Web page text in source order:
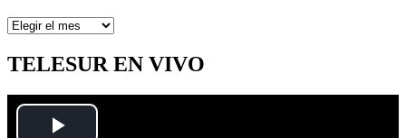
Artículos
mes
TELESUR EN VIVO